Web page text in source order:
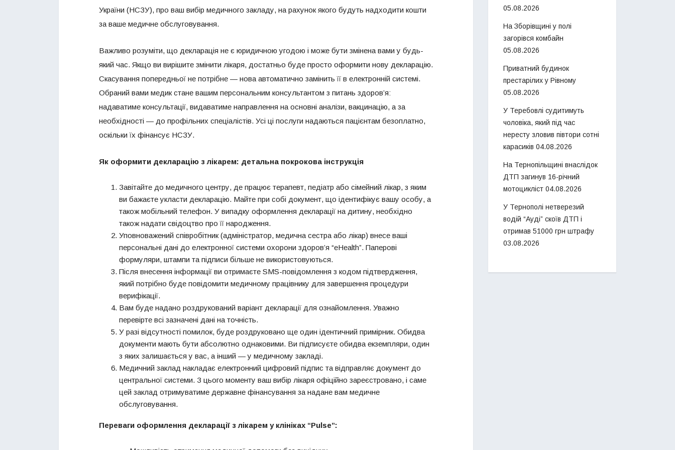
України (НСЗУ), про ваш вибір медичного закладу, на рахунок якого будуть надходити кошти
за ваше медичне обслуговування.
Важливо розуміти, що декларація не є юридичною угодою і може бути змінена вами у будь-
який час. Якщо ви вирішите змінити лікаря, достатньо буде просто оформити нову декларацію.
Скасування попередньої не потрібне — нова автоматично замінить її в електронній системі.
Обраний вами медик стане вашим персональним консультантом з питань здоров’я:
надаватиме консультації, видаватиме направлення на основні аналізи, вакцинацію, а за
необхідності — до профільних спеціалістів. Усі ці послуги надаються пацієнтам безоплатно,
оскільки їх фінансує НСЗУ.
Як оформити декларацію з лікарем: детальна покрокова інструкція
Завітайте до медичного центру, де працює терапевт, педіатр або сімейний лікар, з яким
ви бажаєте укласти декларацію. Майте при собі документ, що ідентифікує вашу особу, а
також мобільний телефон. У випадку оформлення декларації на дитину, необхідно
також надати свідоцтво про її народження.
Уповноважений співробітник (адміністратор, медична сестра або лікар) внесе ваші
персональні дані до електронної системи охорони здоров’я “eHealth”. Паперові
формуляри, штампи та підписи більше не використовуються.
Після внесення інформації ви отримаєте SMS-повідомлення з кодом підтвердження,
який потрібно буде повідомити медичному працівнику для завершення процедури
верифікації.
Вам буде надано роздрукований варіант декларації для ознайомлення. Уважно
перевірте всі зазначені дані на точність.
У разі відсутності помилок, буде роздруковано ще один ідентичний примірник. Обидва
документи мають бути абсолютно однаковими. Ви підписуєте обидва екземпляри, один
з яких залишається у вас, а інший — у медичному закладі.
Медичний заклад накладає електронний цифровий підпис та відправляє документ до
центральної системи. З цього моменту ваш вибір лікаря офіційно зареєстровано, і саме
цей заклад отримуватиме державне фінансування за надане вам медичне
обслуговування.
Переваги оформлення декларації з лікарем у клініках “Pulse”:
05.08.2026
На Зборівщині у полі
загорівся комбайн
05.08.2026
Приватний будинок
престарілих у Рівному
05.08.2026
У Теребовлі судитимуть
чоловіка, який під час
нересту зловив півтори сотні
карасиків 04.08.2026
На Тернопільщині внаслідок
ДТП загинув 16-річний
мотоцикліст 04.08.2026
У Тернополі нетверезий
водій “Ауді” скоїв ДТП і
отримав 51000 грн штрафу
03.08.2026